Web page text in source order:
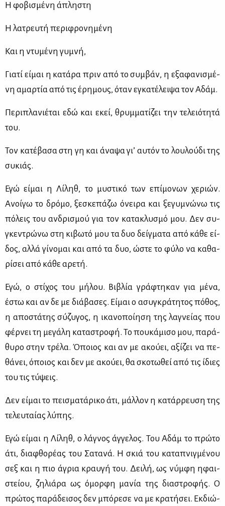
Η φο­βι­σμέ­νη άπλη­στη
Η λα­τρευ­τή πε­ρι­φρο­νη­μέ­νη
Και η ντυ­μέ­νη γυ­μνή,
Για­τί εί­μαι η κα­τά­ρα πριν από το συμ­βάν, η εξα­φα­νι­σμέ­
νη αμαρ­τία από τις έρη­μους, όταν εγκα­τέ­λει­ψα τον Αδάμ.
Πε­ρι­πλα­νιέ­ται εδώ και εκεί, θρυμ­μα­τί­ζει την τε­λειό­τη­τά
του.
Τον κα­τέ­βα­σα στη γη και άνα­ψα γι’ αυ­τόν το λου­λού­δι της
συ­κιάς.
Εγώ εί­μαι η Λί­ληθ, το μυ­στι­κό των επί­μο­νων χε­ριών.
Ανοί­γω το δρό­μο, ξε­σκε­πά­ζω όνει­ρα και ξε­γυ­μνώ­νω τις
πό­λεις του αν­δρι­σμού για τον κα­τα­κλυ­σμό μου. Δεν συ­
γκε­ντρώ­νω στη κι­βω­τό μου τα δυο δείγ­μα­τα από κά­θε εί­
δος, αλ­λά γί­νο­μαι και από τα δυο, ώστε το φύ­λο να κα­θα­
ρί­σει από κά­θε αρε­τή.
Εγώ, ο στί­χος του μή­λου. Βι­βλία γρά­φτη­καν για μέ­να,
έστω και αν δε με διά­βα­σες. Εί­μαι ο ασυ­γκρά­τη­τος πό­θος,
η απο­στά­της σύ­ζυ­γος, η ικα­νο­ποί­η­ση της λα­γνεί­ας που
φέρ­νει τη με­γά­λη κα­τα­στρο­φή. Το που­κά­μι­σο μου, πα­ρά­
θυ­ρο στην τρέ­λα. Όποιος και αν με ακού­ει, αξί­ζει να πε­
θά­νει, όποιος και δεν με ακού­ει, θα σκο­τω­θεί από τις ίδιες
του τις τύ­ψεις.
Δεν εί­μαι το πει­σμα­τά­ρι­κο άτι, μάλ­λον η κα­τάρ­ρευ­ση της
τε­λευ­ταί­ας λύ­πης.
Εγώ εί­μαι η Λί­ληθ, ο λά­γνος άγ­γε­λος. Του Αδάμ το πρώ­το
άτι, δια­φθο­ρέ­ας του Σα­τα­νά. Η σκιά του κα­τα­πνιγ­μέ­νου
σεξ και η πιο άγρια κραυ­γή του. Δει­λή, ως νύμ­φη ηφαι­
στεί­ου, ζη­λιά­ρα ως όμορ­φη μα­νία της δια­στρο­φής. Ο
πρώ­τος πα­ρά­δει­σος δεν μπό­ρε­σε να με κρα­τή­σει. Εκ­διώ­